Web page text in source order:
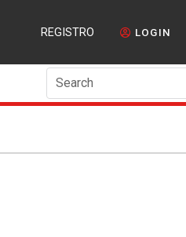
REGISTRO LOGIN
Search